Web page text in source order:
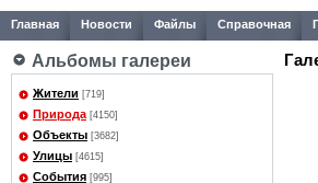
Главная Новости Файлы Справочная
Альбомы галереи
Жители [719]
Природа [4150]
Объекты [3682]
Улицы [4615]
События [995]